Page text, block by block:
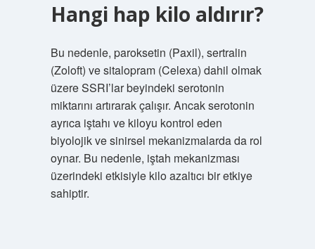
Hangi hap kilo aldırır?
Bu nedenle, paroksetin (Paxil), sertralin
(Zoloft) ve sitalopram (Celexa) dahil olmak
üzere SSRI’lar beyindeki serotonin
miktarını artırarak çalışır. Ancak serotonin
ayrıca iştahı ve kiloyu kontrol eden
biyolojik ve sinirsel mekanizmalarda da rol
oynar. Bu nedenle, iştah mekanizması
üzerindeki etkisiyle kilo azaltıcı bir etkiye
sahiptir.